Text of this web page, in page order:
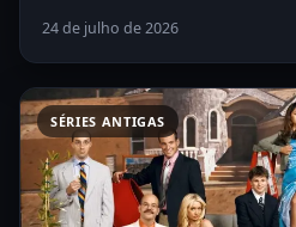
24 de julho de 2026
SÉRIES ANTIGAS